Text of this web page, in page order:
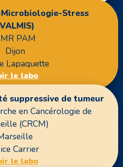
Stress
PAM
Dijon
Lapaquette
le labo
suppressive de tumeur
en Cancérologie de
(CRCM)
Carrier
le labo